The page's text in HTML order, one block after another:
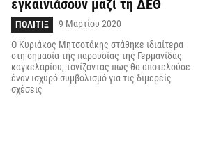
εγκαινιάσουν μαζί τη ΔΕΘ
ΠΟΛΙΤΙΞ
9 Μαρτίου 2020
Ο Κυριάκος Μητσοτάκης στάθηκε ιδιαίτερα
στη σημασία της παρουσίας της Γερμανίδας
καγκελαρίου, τονίζοντας πως θα αποτελούσε
έναν ισχυρό συμβολισμό για τις διμερείς
σχέσεις